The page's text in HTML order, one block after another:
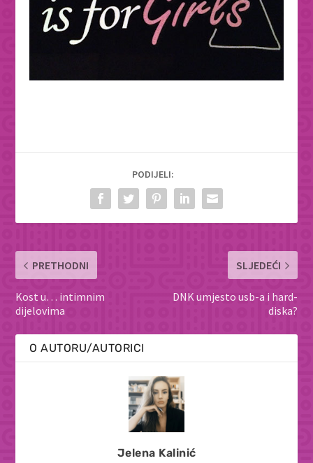
PODIJELI:
PRETHODNI
Kost u… intimnim
dijelovima
SLJEDEĆI
DNK umjesto usb-a i hard-
diska?
O AUTORU/AUTORICI
Jelena Kalinić